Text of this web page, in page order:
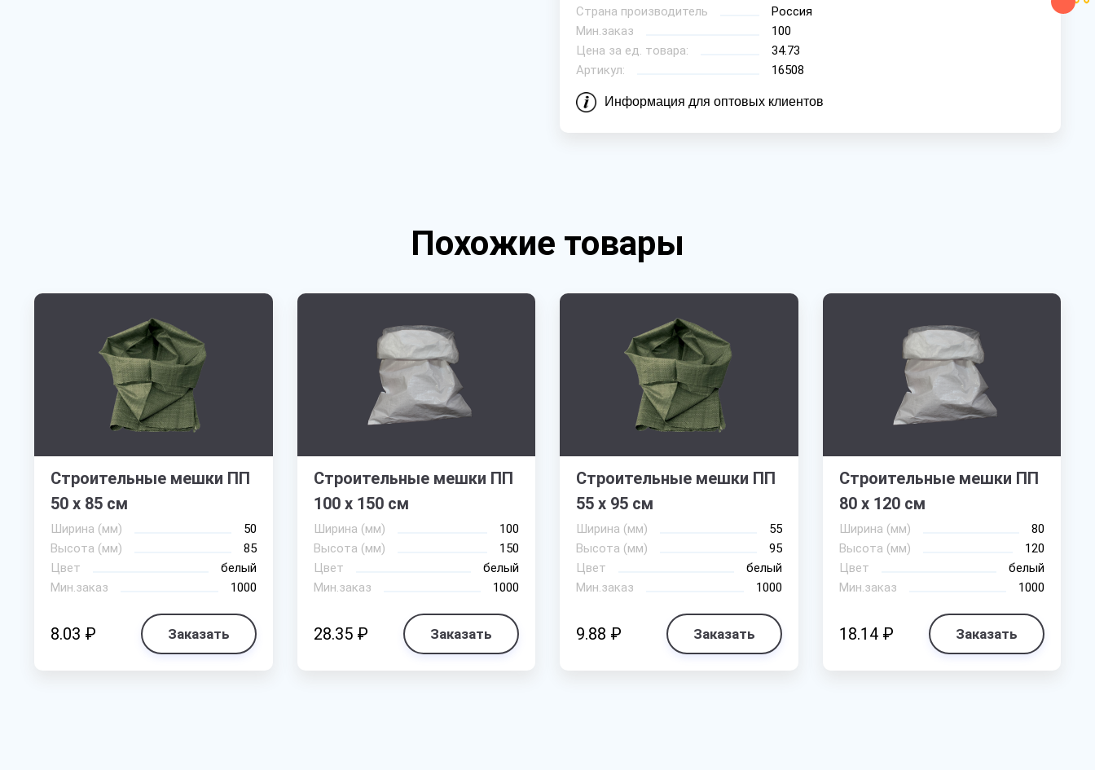
Страна производитель
Россия
Мин.заказ
100
Цена за ед. товара:
34.73
Артикул:
16508
Информация для оптовых клиентов
Похожие товары
Строительные мешки ПП
50 х 85 см
Ширина (мм)
50
Высота (мм)
85
Цвет
белый
Мин.заказ
1000
8.03 ₽ Заказать
Строительные мешки ПП
100 х 150 см
Ширина (мм)
100
Высота (мм)
150
Цвет
белый
Мин.заказ
1000
28.35 ₽ Заказать
Строительные мешки ПП
55 х 95 см
Ширина (мм)
55
Высота (мм)
95
Цвет
белый
Мин.заказ
1000
9.88 ₽ Заказать
Строительные мешки ПП
80 х 120 см
Ширина (мм)
80
Высота (мм)
120
Цвет
белый
Мин.заказ
1000
18.14 ₽ Заказать